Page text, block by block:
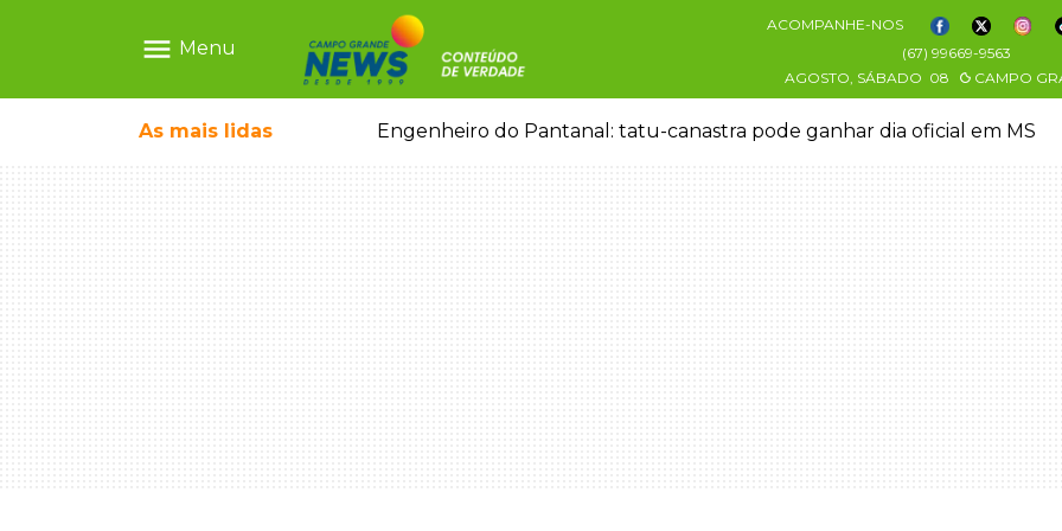
menu Menu
ACOMPANHE-NOS
(67) 99669-9563
AGOSTO, SÁBADO 08 CAMPO
As mais lidas
motorista bêbado e sem CNH Engenheiro do Pantanal: tatu-canastra pode ganhar dia oficial em MS